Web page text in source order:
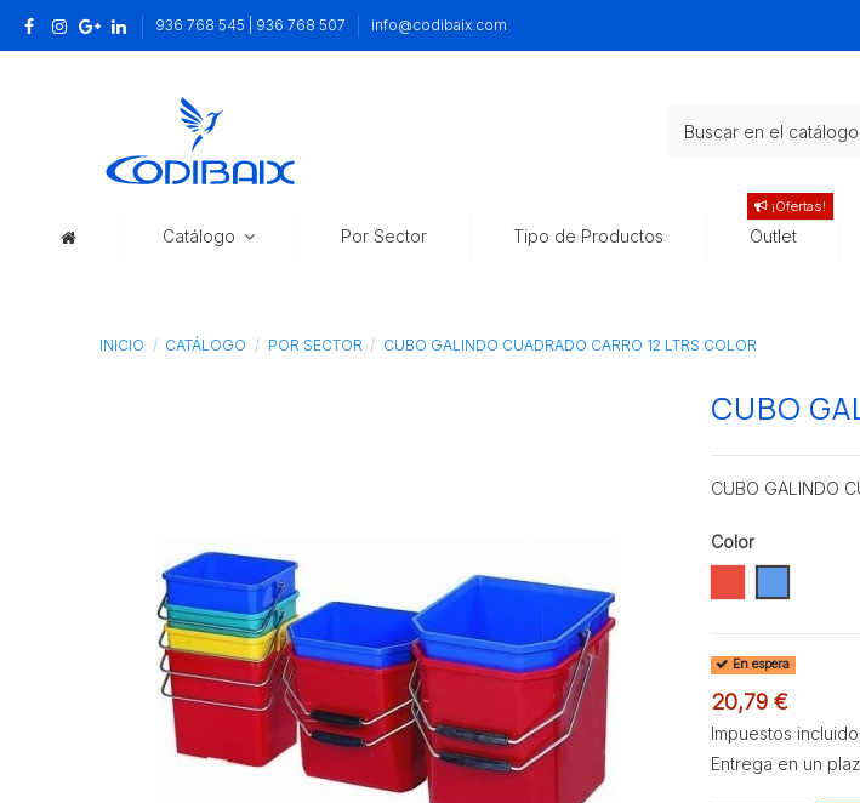
936 768 545 | 936 768 507 info@codibaix.com
Catálogo Por Sector Tipo de Productos Outlet
¡Ofertas!
INICIO CATÁLOGO POR SECTOR CUBO GALINDO CUADRADO CARRO 12 LTRS COLOR
CUBO
CUBO GALINDO
Color
En espera
20,79 €
Impuestos
Entrega en un